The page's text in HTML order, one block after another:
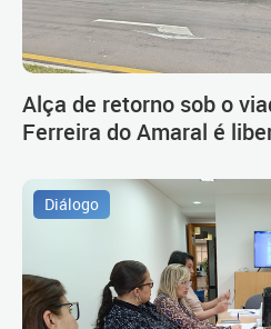
Alça de retorno sob o
Ferreira do Amaral é
Diálogo